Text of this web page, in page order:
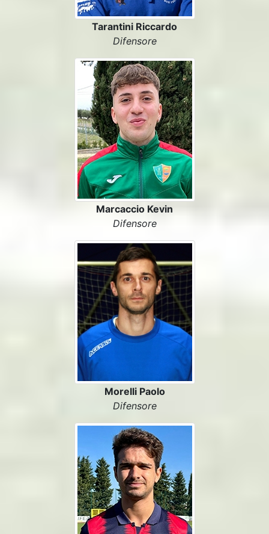
Tarantini Riccardo
Difensore
Marcaccio Kevin
Difensore
Morelli Paolo
Difensore